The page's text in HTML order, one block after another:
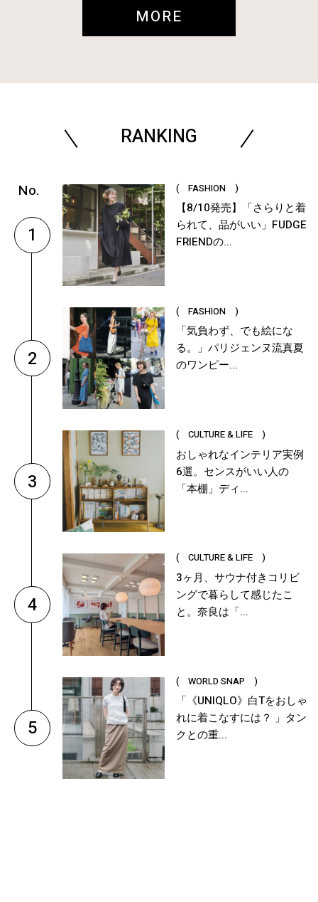
MORE
RANKING
1
( FASHION )
【8/10発売】「さらりと着
られて、品がいい」FUDGE
FRIENDの...
2
( FASHION )
「気負わず、でも絵にな
る。」パリジェンヌ流真夏
のワンピー...
3
( CULTURE & LIFE )
おしゃれなインテリア実例
6選。センスがいい人の
「本棚」ディ...
4
( CULTURE & LIFE )
3ヶ月、サウナ付きコリビ
ングで暮らして感じたこ
と。奈良は「...
5
( WORLD SNAP )
「《UNIQLO》白Tをおしゃ
れに着こなすには？ 」タン
クとの重...